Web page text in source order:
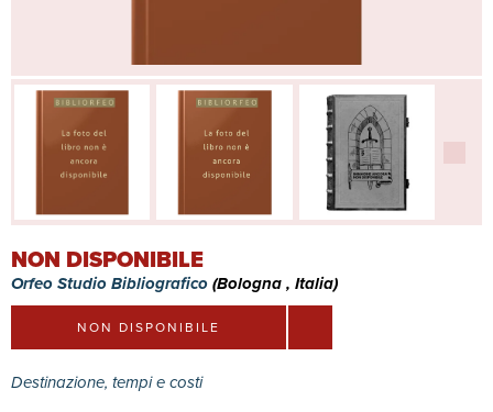
NON DISPONIBILE
Orfeo Studio Bibliografico(Bologna , Italia)
NON DISPONIBILE
Destinazione, tempi e costi